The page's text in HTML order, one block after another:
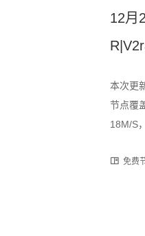
12月
本次更
节点覆
18M/S
为订阅
免费